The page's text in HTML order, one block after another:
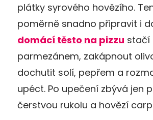
plátky syrového hovězího.
poměrně snadno připravit i
domácí těsto na pizzu stačí
parmezánem, zakápnout
dochutit solí, pepřem a
upéct. Po upečení zbývá jen
čerstvou rukolu a hovězí